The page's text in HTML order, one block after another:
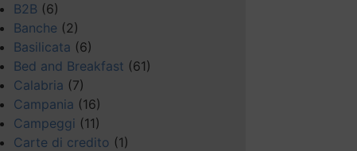
B2B (6)
Banche (2)
Basilicata (6)
Bed and Breakfast (61)
Calabria (7)
Campania (16)
Campeggi (11)
Carte di credito (1)